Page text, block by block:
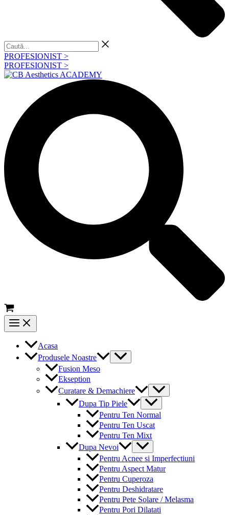
Caută...
PROFESIONIST >
PROFESIONIST >
Main
Menu
Acasa
Produsele Noastre
Menu
Toggle
Fusion Meso
Ekseption
Curatare & Demachiere
Menu
Toggle
Dupa Tip Piele
Menu
Toggle
Pentru Ten Normal
Pentru Ten Uscat
Pentru Ten Mixt
Dupa Nevoi
Menu
Toggle
Pentru Acnee si Imperfectiuni
Pentru Aspect Matur
Pentru Cuperoza
Pentru Deshidratare
Pentru Pete Solare / Melasma
Pentru Pori Dilatati